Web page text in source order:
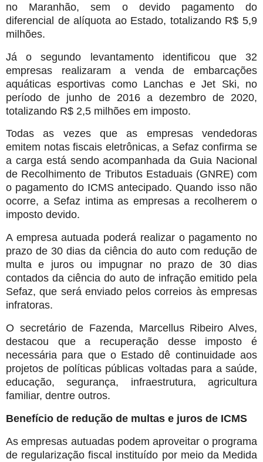
no Maranhão, sem o devido pagamento do
diferencial de alíquota ao Estado, totalizando R$ 5,9
milhões.
Já o segundo levantamento identificou que 32
empresas realizaram a venda de embarcações
aquáticas esportivas como Lanchas e Jet Ski, no
período de junho de 2016 a dezembro de 2020,
totalizando R$ 2,5 milhões em imposto.
Todas as vezes que as empresas vendedoras
emitem notas fiscais eletrônicas, a Sefaz confirma se
a carga está sendo acompanhada da Guia Nacional
de Recolhimento de Tributos Estaduais (GNRE) com
o pagamento do ICMS antecipado. Quando isso não
ocorre, a Sefaz intima as empresas a recolherem o
imposto devido.
A empresa autuada poderá realizar o pagamento no
prazo de 30 dias da ciência do auto com redução de
multa e juros ou impugnar no prazo de 30 dias
contados da ciência do auto de infração emitido pela
Sefaz, que será enviado pelos correios às empresas
infratoras.
O secretário de Fazenda, Marcellus Ribeiro Alves,
destacou que a recuperação desse imposto é
necessária para que o Estado dê continuidade aos
projetos de políticas públicas voltadas para a saúde,
educação, segurança, infraestrutura, agricultura
familiar, dentre outros.
Benefício de redução de multas e juros de ICMS
As empresas autuadas podem aproveitar o programa
de regularização fiscal instituído por meio da Medida